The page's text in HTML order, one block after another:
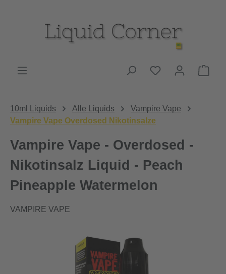
Du hast 0
10ml Liquids Alle Liquids
Vampire Vape
Vampire Vape Overdosed Nikotinsalze
Vampire Vape - Overdosed -
Nikotinsalz Liquid - Peach
Pineapple Watermelon
VAMPIRE VAPE
Bildergalerie überspringen